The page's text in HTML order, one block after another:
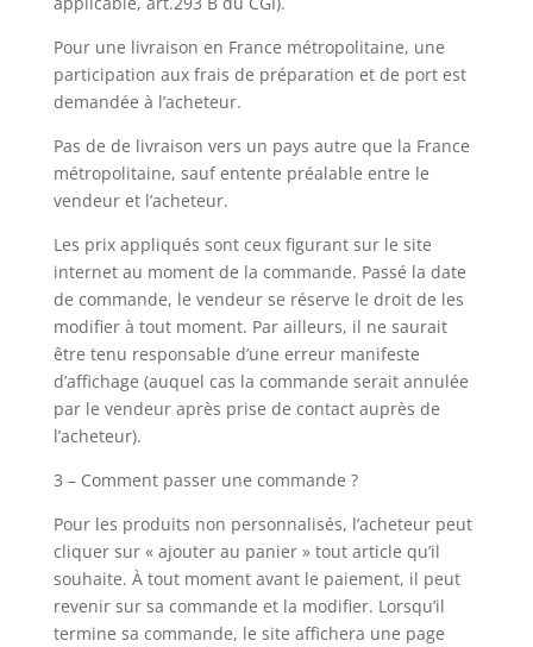
Pour une livraison en France métropolitaine, une
participation aux frais de préparation et de port est
demandée à l’acheteur.
Pas de de livraison vers un pays autre que la France
métropolitaine, sauf entente préalable entre le
vendeur et l’acheteur.
Les prix appliqués sont ceux figurant sur le site
internet au moment de la commande. Passé la date
de commande, le vendeur se réserve le droit de les
modifier à tout moment. Par ailleurs, il ne saurait
être tenu responsable d’une erreur manifeste
d’affichage (auquel cas la commande serait annulée
par le vendeur après prise de contact auprès de
l’acheteur).
3 – Comment passer une commande ?
Pour les produits non personnalisés, l’acheteur peut
cliquer sur « ajouter au panier » tout article qu’il
souhaite. À tout moment avant le paiement, il peut
revenir sur sa commande et la modifier. Lorsqu’il
termine sa commande, le site affichera une page